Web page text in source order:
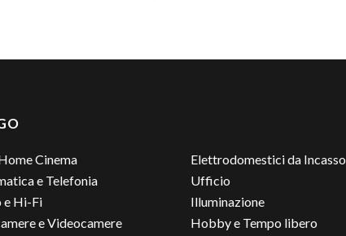
Cinema
e Telefonia
e Hi-Fi
e Videocamere
Elettrodomestici da Incasso
Ufficio
Illuminazione
Hobby e Tempo libero